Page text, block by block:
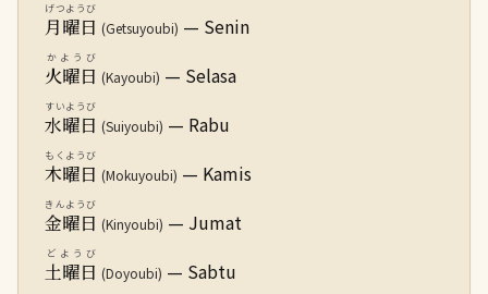
月曜日
げつようび
(Getsuyoubi) — Senin
火曜日
かようび
(Kayoubi) — Selasa
水曜日
すいようび
(Suiyoubi) — Rabu
木曜日
もくようび
(Mokuyoubi) — Kamis
金曜日
きんようび
(Kinyoubi) — Jumat
土曜日
どようび
(Doyoubi) — Sabtu